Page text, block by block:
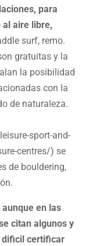
para
al aire libre,
surf, remo.
gratuitas y la
la posibilidad
con la
de naturaleza.
sport-and-
centres/) se
de bouldering,
en las
citan algunos y
dificil certificar